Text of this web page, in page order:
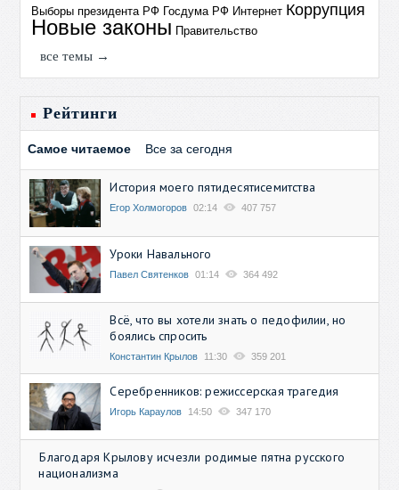
Выборы президента РФ Госдума РФ Интернет Коррупция
Новые законы Правительство
все темы →
Рейтинги
Самое читаемое Все за сегодня
История моего пятидесятисемитства
Егор Холмогоров 02:14 407 757
Уроки Навального
Павел Святенков 01:14 364 492
Всё, что вы хотели знать о педофилии, но
боялись спросить
Константин Крылов 11:30 359 201
Серебренников: режиссерская трагедия
Игорь Караулов 14:50 347 170
Благодаря Крылову исчезли родимые пятна русского
национализма